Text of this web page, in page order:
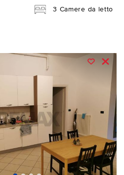
3 Camere da letto